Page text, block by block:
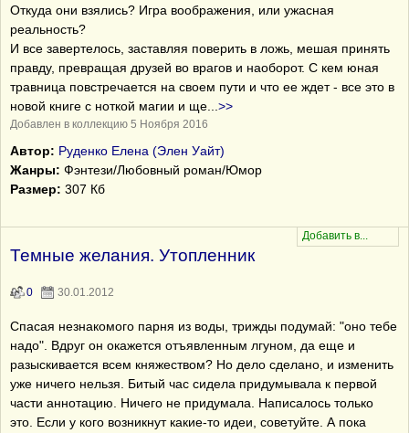
Откуда они взялись? Игра воображения, или ужасная
реальность?
И все завертелось, заставляя поверить в ложь, мешая принять
правду, превращая друзей во врагов и наоборот. С кем юная
травница повстречается на своем пути и что ее ждет - все это в
новой книге с ноткой магии и ще
>>
Добавлен в коллекцию 5 Ноября 2016
Автор: Руденко Елена (Элен Уайт)
Жанры: Фэнтези/Любовный роман/Юмор
Размер: 307 Кб
Темные желания. Утопленник
0 30.01.2012
Спасая незнакомого парня из воды, трижды подумай: "оно тебе
надо". Вдруг он окажется отъявленным лгуном, да еще и
разыскивается всем княжеством? Но дело сделано, и изменить
уже ничего нельзя. Битый час сидела придумывала к первой
части аннотацию. Ничего не придумала. Написалось только
это. Если у кого возникнут какие-то идеи, советуйте. А пока